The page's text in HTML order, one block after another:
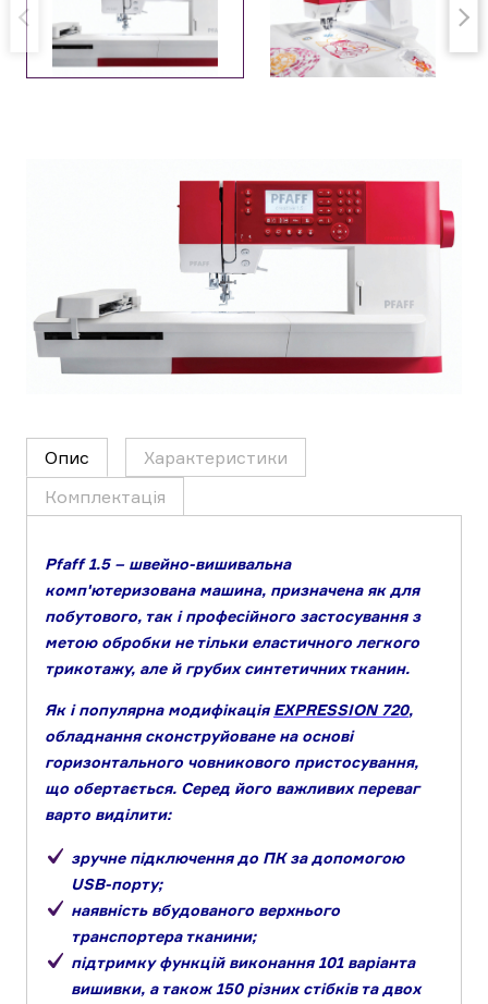
Опис
Характеристики
Комплектація
Pfaff 1.5 – швейно-вишивальна
комп'ютеризована машина, призначена як для
побутового, так і професійного застосування з
метою обробки не тільки еластичного легкого
трикотажу, але й грубих синтетичних тканин.
Як і популярна модифікація EXPRESSION 720,
обладнання сконструйоване на основі
горизонтального човникового пристосування,
що обертається. Серед його важливих переваг
варто виділити:
зручне підключення до ПК за допомогою
USB-порту;
наявність вбудованого верхнього
транспортера тканини;
підтримку функцій виконання 101 варіанта
вишивки, а також 150 різних стібків та двох